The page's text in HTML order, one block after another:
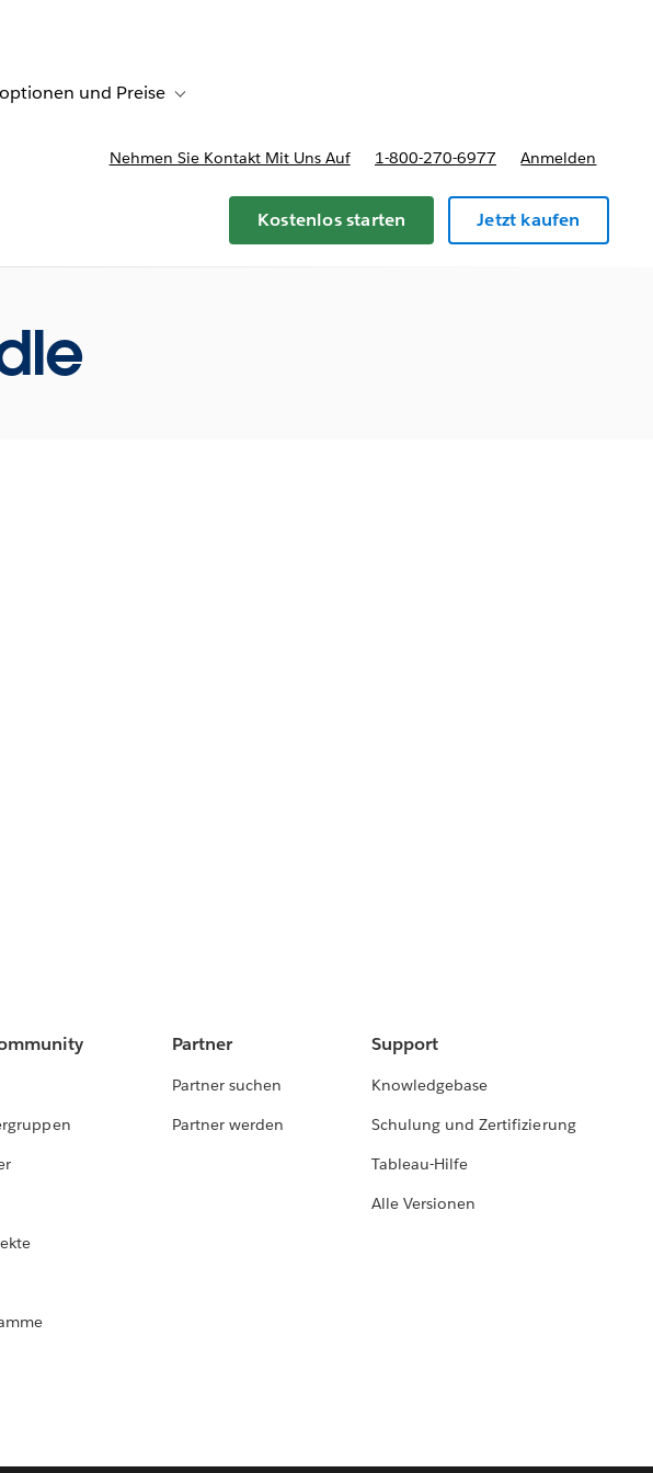
Weitere Informationen
und Preise Toggle sub-navigation for Bereitstellungsoptionen und Preise
Nehmen Sie Kontakt Mit Uns Auf 1-800-270-6977 Anmelden
Kostenlos starten Jetzt kaufen
Partner
Partner suchen
Partner werden
Support
Knowledgebase
Schulung und Zertifizierung
Tableau-Hilfe
Alle Versionen